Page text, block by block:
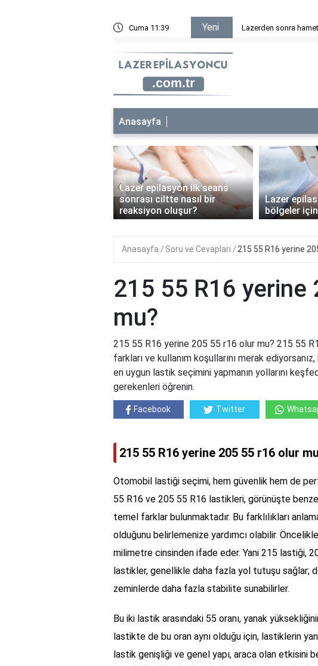
Cuma 11:39 Yeni
Lazerden sonra hametan krem
Anasayfa
Lazer epilasyon ilk seans
sonrası ciltte nasıl bir
reaksiyon oluşur?
Lazer
bölgeler
‹
Anasayfa Soru ve Cevapları 215 55 R16 yerine
215 55 R16
mu?
215 55 R16 yerine 205 55 r16 olur mu? 215 55
farkları ve kullanım koşullarını merak
en uygun lastik seçimini yapmanın yollarını
gerekenleri öğrenin.
Facebook Twitter
215 55 R16 yerine 205 55 r16 olur
Otomobil lastiği seçimi, hem güvenlik hem de
55 R16 ve 205 55 R16 lastikleri, görünüşte
temel farklar bulunmaktadır. Bu farklılıkları
olduğunu belirlemenize yardımcı olabilir.
milimetre cinsinden ifade eder. Yani 215 lastiği,
lastikler, genellikle daha fazla yol tutuşu sağlar;
zeminlerde daha fazla stabilite sunabilirler.
Bu iki lastik arasındaki 55 oranı, yanak
lastikte de bu oran aynı olduğu için, lastiklerin
lastik genişliği ve genel yapı, araca olan etkisini